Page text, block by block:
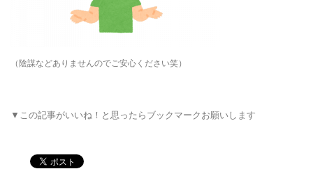
（陰謀などありませんのでご安心ください笑）
▼この記事がいいね！と思ったらブックマークお願いします